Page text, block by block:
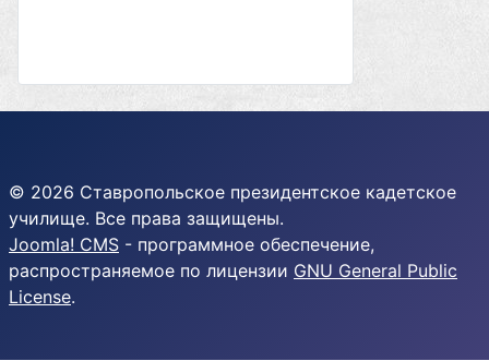
© 2026 Ставропольское президентское кадетское
училище. Все права защищены.
Joomla! CMS - программное обеспечение,
распространяемое по лицензии GNU General Public
License.